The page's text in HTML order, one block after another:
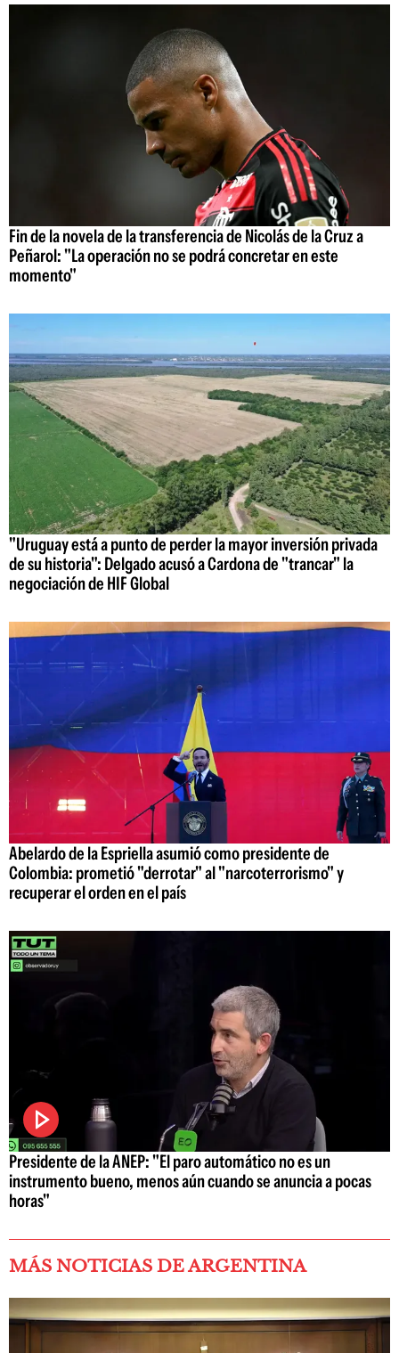
Fin de la novela de la transferencia de Nicolás de la Cruz a
Peñarol: "La operación no se podrá concretar en este
momento"
"Uruguay está a punto de perder la mayor inversión privada
de su historia": Delgado acusó a Cardona de "trancar" la
negociación de HIF Global
Abelardo de la Espriella asumió como presidente de
Colombia: prometió "derrotar" al "narcoterrorismo" y
recuperar el orden en el país
Presidente de la ANEP: "El paro automático no es un
instrumento bueno, menos aún cuando se anuncia a pocas
horas"
MÁS NOTICIAS DE ARGENTINA